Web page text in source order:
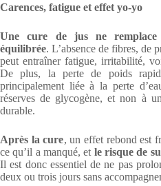
Carences, fatigue et effet yo-yo
Une cure de jus ne remplace
équilibrée. L’absence de fibres, de
peut entraîner fatigue, irritabilité,
De plus, la perte de poids
principalement liée à la perte
réserves de glycogène, et non à
durable.
Après la cure, un effet rebond est
ce qu’il a manqué, et le risque de
Il est donc essentiel de ne pas
deux ou trois jours sans